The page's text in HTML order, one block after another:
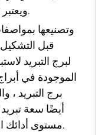
25 لكل ASTM E-84 ويعتبر إطفاء ذاتي.
قبل
الموجودة في
برج التبريد
مستوى أدائك الحالي سيتطلب طاقة مروحة أقل.